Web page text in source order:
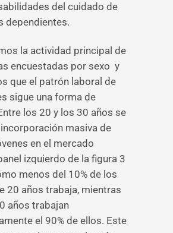
del cuidado de
dependientes.
la actividad principal de
encuestadas por sexo y
que el patrón laboral de
sigue una forma de
los 20 y los 30 años se
masiva de
en el mercado
izquierdo de la figura 3
menos del 10% de los
20 años trabaja, mientras
años trabajan
el 90% de ellos. Este